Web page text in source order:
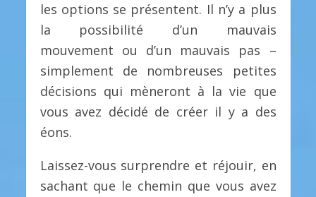
les options se présentent. Il n’y a plus
la possibilité d’un mauvais
mouvement ou d’un mauvais pas –
simplement de nombreuses petites
décisions qui mèneront à la vie que
vous avez décidé de créer il y a des
éons.
Laissez-vous surprendre et réjouir, en
sachant que le chemin que vous avez